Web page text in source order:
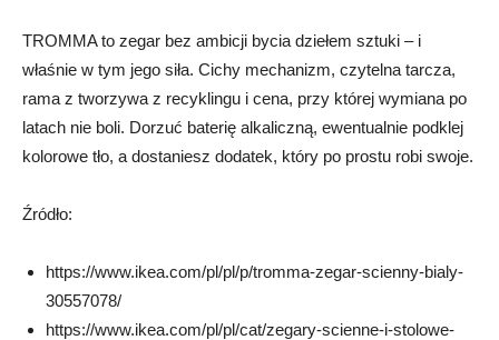
TROMMA to zegar bez ambicji bycia dziełem sztuki – i
właśnie w tym jego siła. Cichy mechanizm, czytelna tarcza,
rama z tworzywa z recyklingu i cena, przy której wymiana po
latach nie boli. Dorzuć baterię alkaliczną, ewentualnie podklej
kolorowe tło, a dostaniesz dodatek, który po prostu robi swoje.
Źródło:
https://www.ikea.com/pl/pl/p/tromma-zegar-scienny-bialy-
30557078/
https://www.ikea.com/pl/pl/cat/zegary-scienne-i-stolowe-